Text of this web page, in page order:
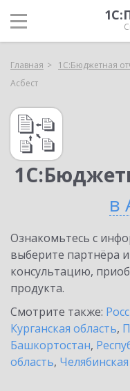
Главная 1С:Бюджетная
Асбест
в
Ознакомьтесь с
выберите партнёра
консультацию,
продукта.
Смотрите также:
Курганская область,
Башкортостан,
область,